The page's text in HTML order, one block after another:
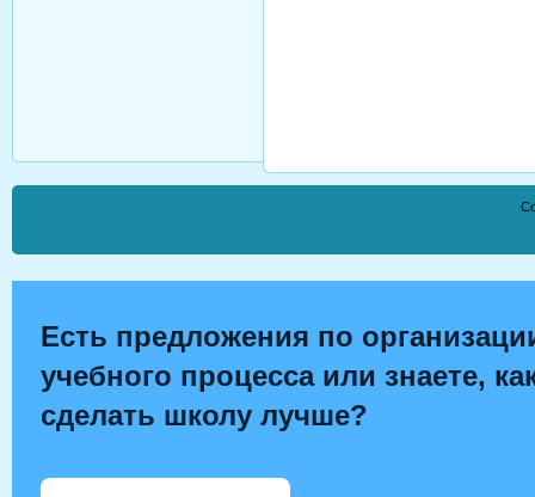
Есть предложения по
учебного процесса или знаете,
сделать школу лучше?